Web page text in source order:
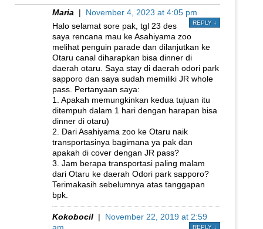
Maria | November 4, 2023 at 4:05 pm
REPLY ↓
Halo selamat sore pak, tgl 23 des
saya rencana mau ke Asahiyama zoo
melihat penguin parade dan dilanjutkan ke
Otaru canal diharapkan bisa dinner di
daerah otaru. Saya stay di daerah odori park
sapporo dan saya sudah memiliki JR whole
pass. Pertanyaan saya:
1. Apakah memungkinkan kedua tujuan itu
ditempuh dalam 1 hari dengan harapan bisa
dinner di otaru)
2. Dari Asahiyama zoo ke Otaru naik
transportasinya bagimana ya pak dan
apakah di cover dengan JR pass?
3. Jam berapa transportasi paling malam
dari Otaru ke daerah Odori park sapporo?
Terimakasih sebelumnya atas tanggapan
bpk.
Kokobocil | November 22, 2019 at 2:59
REPLY ↓